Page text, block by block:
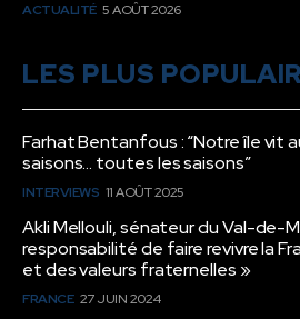
ACTUALITÉ 5 AOÛT 2026
LES PLUS
Farhat Bentanfous : “Notre île vit
saisons… toutes les saisons”
INTERVIEWS 11 AOÛT 2025
Akli Mellouli, sénateur du Val-de-
responsabilité de faire revivre la
et des valeurs fraternelles »
FRANCE 27 JUIN 2024